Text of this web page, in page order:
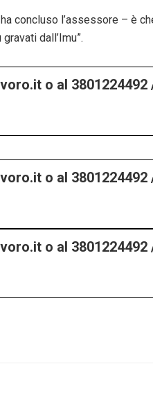
concluso l’assessore – è
dall’Imu”.
o al 3801224492
o al 3801224492
o al 3801224492